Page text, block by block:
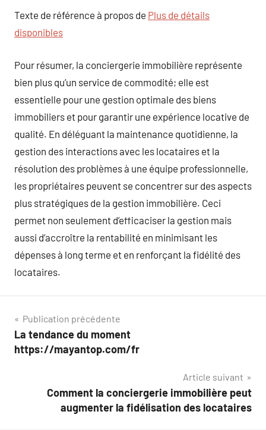
Texte de référence à propos de Plus de détails
disponibles
Pour résumer, la conciergerie immobilière représente
bien plus qu’un service de commodité; elle est
essentielle pour une gestion optimale des biens
immobiliers et pour garantir une expérience locative de
qualité. En déléguant la maintenance quotidienne, la
gestion des interactions avec les locataires et la
résolution des problèmes à une équipe professionnelle,
les propriétaires peuvent se concentrer sur des aspects
plus stratégiques de la gestion immobilière. Ceci
permet non seulement d’efficaciser la gestion mais
aussi d’accroître la rentabilité en minimisant les
dépenses à long terme et en renforçant la fidélité des
locataires.
Navigation
de
Publication précédente
La tendance du moment
https://mayantop.com/fr
Article suivant
Comment la conciergerie immobilière peut
augmenter la fidélisation des locataires